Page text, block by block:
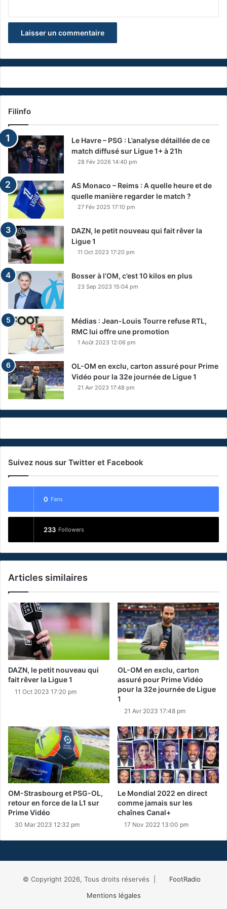
Filinfo
Le Havre – PSG : L’analyse détaillée de ce
match diffusé sur Ligue 1+ à 21h
28 Fév 2026 14:40 pm
AS Monaco – Reims : A quelle heure et de
quelle manière regarder le match ?
27 Fév 2025 17:10 pm
DAZN, le petit nouveau qui fait rêver la
Ligue 1
11 Oct 2023 17:20 pm
Bosser à l’OM, c’est 10 kilos en plus
23 Sep 2023 15:04 pm
Médias : Jean-Louis Tourre refuse RTL,
RMC lui offre une promotion
1 Août 2023 12:06 pm
OL-OM en exclu, carton assuré pour Prime
Vidéo pour la 32e journée de Ligue 1
21 Avr 2023 17:48 pm
Suivez nous sur Twitter et Facebook
0 Fans
233 Followers
Articles similaires
DAZN, le petit nouveau qui
fait rêver la Ligue 1
11 Oct 2023 17:20 pm
OL-OM en exclu, carton
assuré pour Prime Vidéo
pour la 32e journée de Ligue
1
21 Avr 2023 17:48 pm
OM-Strasbourg et PSG-OL,
retour en force de la L1 sur
Prime Vidéo
30 Mar 2023 12:32 pm
Le Mondial 2022 en direct
comme jamais sur les
chaînes Canal+
17 Nov 2022 13:00 pm
© Copyright 2026, Tous droits réservés |
FootRadio
Mentions légales